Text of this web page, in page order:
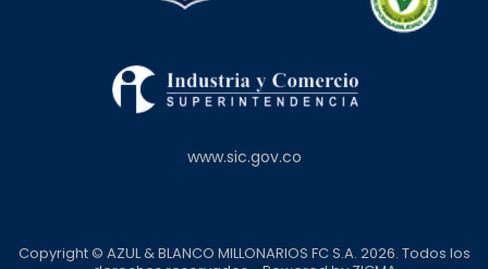
www.sic.gov.co
Copyright © AZUL & BLANCO MILLONARIOS FC S.A. 2026. Todos los